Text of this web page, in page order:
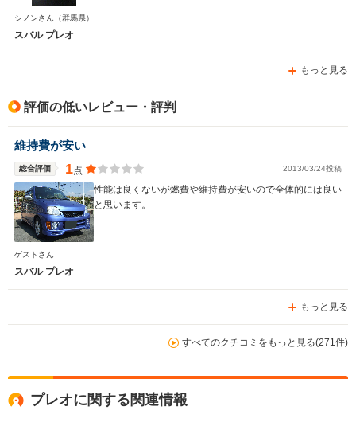
シノンさん （群馬県）
スバル プレオ
もっと見る
評価の低いレビュー・評判
維持費が安い
総合評価 1点 2013/03/24投稿
性能は良くないが燃費や維持費が安いので全体的には良い
と思います。
ゲストさん
スバル プレオ
もっと見る
すべてのクチコミをもっと見る(271件)
プレオに関する関連情報